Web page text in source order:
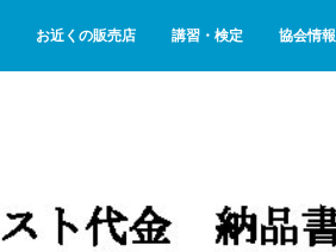
お近くの販売店 講習・検定 協会情報